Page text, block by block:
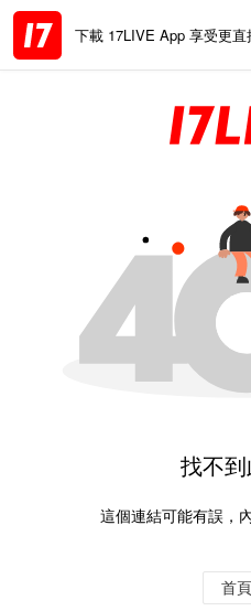
下載 17LIVE App 享受更直
找不
這個連結可能有誤，
首頁